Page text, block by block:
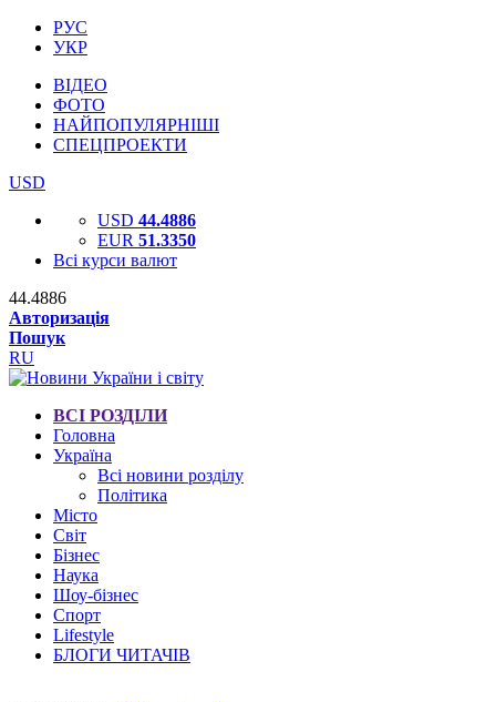
РУС
УКР
ВІДЕО
ФОТО
НАЙПОПУЛЯРНІШІ
СПЕЦПРОЕКТИ
USD
USD 44.4886
EUR 51.3350
Всі курси валют
44.4886
Авторизація
Пошук
RU
ВСІ РОЗДІЛИ
Головна
Україна
Всі новини розділу
Політика
Місто
Світ
Бізнес
Наука
Шоу-бізнес
Спорт
Lifestyle
БЛОГИ ЧИТАЧІВ